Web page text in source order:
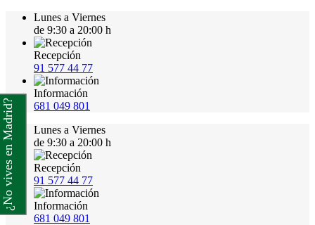
Lunes a Viernes
de 9:30 a 20:00 h
Recepción
91 577 44 77
Información
681 049 801
Lunes a Viernes
de 9:30 a 20:00 h
Recepción
91 577 44 77
Información
681 049 801
¿No vives en Madrid?